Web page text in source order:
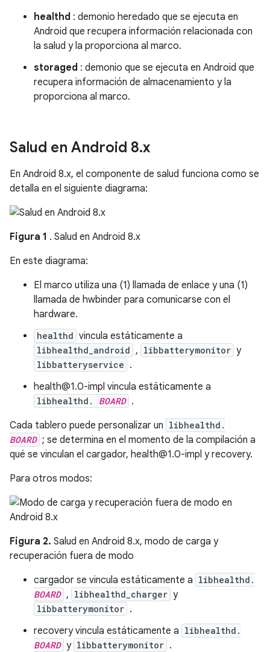
healthd : demonio heredado que se ejecuta en
Android que recupera información relacionada con
la salud y la proporciona al marco.
storaged : demonio que se ejecuta en Android que
recupera información de almacenamiento y la
proporciona al marco.
Salud en Android 8.x
En Android 8.x, el componente de salud funciona como se
detalla en el siguiente diagrama:
Figura 1 . Salud en Android 8.x
En este diagrama:
El marco utiliza una (1) llamada de enlace y una (1)
llamada de hwbinder para comunicarse con el
hardware.
healthd vincula estáticamente a
libhealthd_android , libbatterymonitor y
libbatteryservice .
health@1.0-impl vincula estáticamente a
libhealthd. BOARD .
Cada tablero puede personalizar un libhealthd.
BOARD ; se determina en el momento de la compilación a
qué se vinculan el cargador, health@1.0-impl y recovery.
Para otros modos:
Figura 2. Salud en Android 8.x, modo de carga y
recuperación fuera de modo
cargador se vincula estáticamente a libhealthd.
BOARD , libhealthd_charger y
libbatterymonitor .
recovery vincula estáticamente a libhealthd.
BOARD y libbatterymonitor .